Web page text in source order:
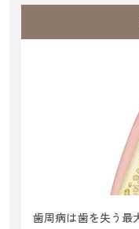
歯周病は歯を失う最